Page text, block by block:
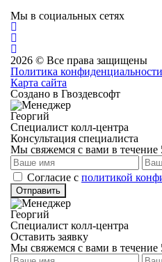
Мы в социальных сетях
2026 © Все права защищены
Политика конфиденциальности
Карта сайта
Создано в Гвоздевсофт
Георгий
Специалист колл-центра
Консультация специалиста
Мы свяжемся с вами в течение
Cогласие с политикой
Отправить
Георгий
Специалист колл-центра
Оставить заявку
Мы свяжемся с вами в течение